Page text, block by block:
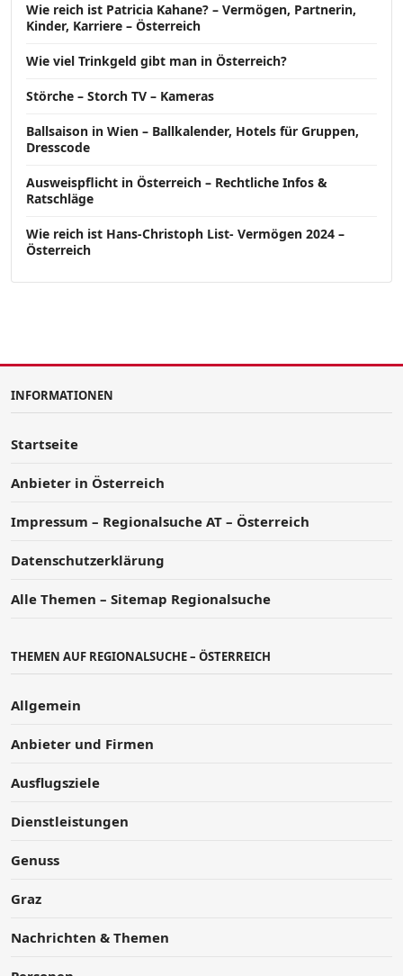
Wie reich ist Patricia Kahane? – Vermögen, Partnerin,
Kinder, Karriere – Österreich
Wie viel Trinkgeld gibt man in Österreich?
Störche – Storch TV – Kameras
Ballsaison in Wien – Ballkalender, Hotels für Gruppen,
Dresscode
Ausweispflicht in Österreich – Rechtliche Infos &
Ratschläge
Wie reich ist Hans-Christoph List- Vermögen 2024 –
Österreich
INFORMATIONEN
Startseite
Anbieter in Österreich
Impressum – Regionalsuche AT – Österreich
Datenschutzerklärung
Alle Themen – Sitemap Regionalsuche
THEMEN AUF REGIONALSUCHE – ÖSTERREICH
Allgemein
Anbieter und Firmen
Ausflugsziele
Dienstleistungen
Genuss
Graz
Nachrichten & Themen